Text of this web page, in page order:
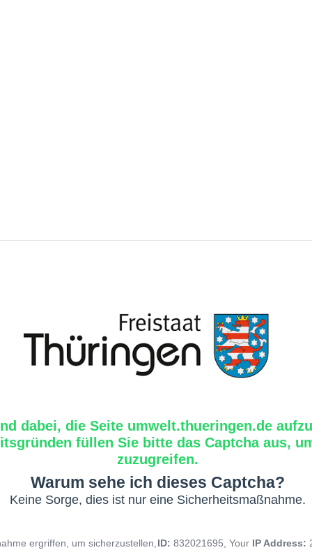
dabei, die Seite umwelt.thueringen.de
füllen Sie bitte das Captcha aus,
zuzugreifen.
Warum sehe ich dieses Captcha?
Keine Sorge, dies ist nur eine Sicherheitsmaßnahme.
ergriffen, um sicherzustellen, ID: 832021695, Your IP Address: